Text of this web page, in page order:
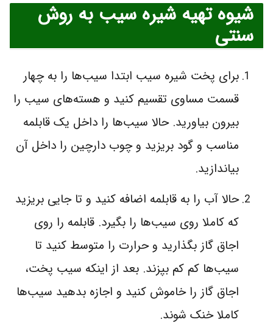
شیوه تهیه شیره سیب به روش
سنتی
برای پخت شیره سیب ابتدا سیب‌ها را به چهار
قسمت مساوی تقسیم کنید و هسته‌های سیب را
بیرون بیاورید. حالا سیب‌ها را داخل یک قابلمه
مناسب و گود بریزید و چوب دارچین را داخل آن
بیاندازید.
حالا آب را به قابلمه اضافه کنید و تا جایی بریزید
که کاملا روی سیب‌ها را بگیرد. قابلمه را روی
اجاق گاز بگذارید و حرارت را متوسط کنید تا
سیب‌ها کم کم بپزند. بعد از اینکه سیب پخت،
اجاق گاز را خاموش کنید و اجازه بدهید سیب‌ها
کاملا خنک شوند.